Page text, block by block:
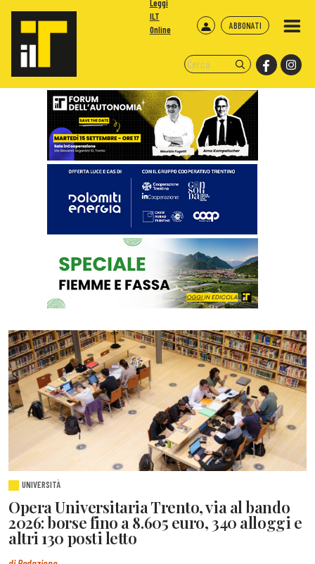
ABBONATI
Leggi
ILT
Online
UNIVERSITÀ
Opera Universitaria Trento, via al bando
2026: borse fino a 8.605 euro, 340 alloggi e
altri 130 posti letto